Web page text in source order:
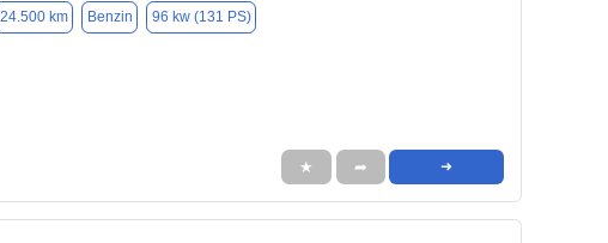
24.500 km Benzin 96 kw (131 PS)
★ ➦ ➜